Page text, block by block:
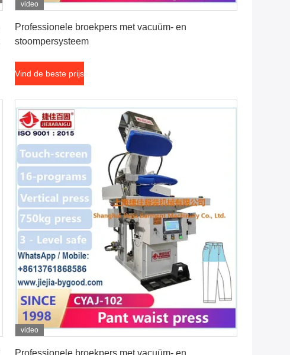
video
Professionele broekpers met vacuüm- en
stoompersysteem
Vind de beste prijs
video
Professionele broekpers met vacuüm- en